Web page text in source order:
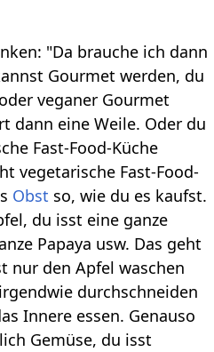
"Da brauche ich dann
Gourmet werden, du
veganer Gourmet
dann eine Weile. Oder du
Fast-Food-Küche
vegetarische Fast-Food-
Obst so, wie du es kaufst.
du isst eine ganze
Papaya usw. Das geht
nur den Apfel waschen
durchschneiden
Innere essen. Genauso
Gemüse, du isst